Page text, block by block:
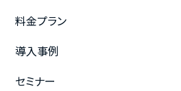
料金プラン
導入事例
セミナー